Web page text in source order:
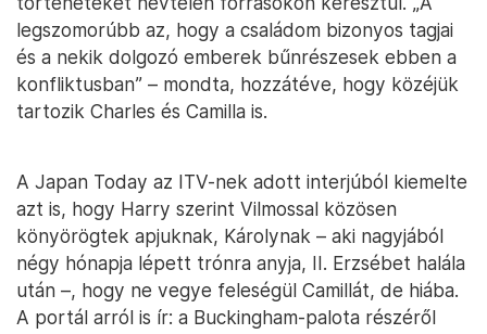
legszomorúbb az, hogy a családom bizonyos tagjai
és a nekik dolgozó emberek bűnrészesek ebben a
konfliktusban” – mondta, hozzátéve, hogy közéjük
tartozik Charles és Camilla is.
A Japan Today az ITV-nek adott interjúból kiemelte
azt is, hogy Harry szerint Vilmossal közösen
könyörögtek apjuknak, Károlynak – aki nagyjából
négy hónapja lépett trónra anyja, II. Erzsébet halála
után –, hogy ne vegye feleségül Camillát, de hiába.
A portál arról is ír: a Buckingham-palota részéről